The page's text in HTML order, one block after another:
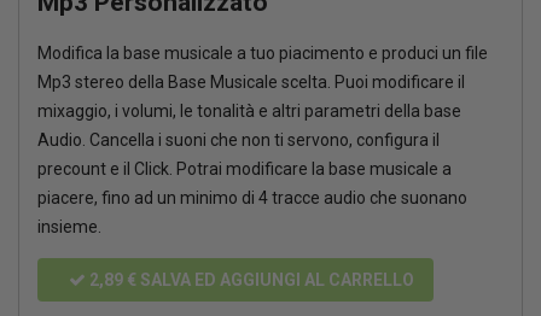
Modifica la base musicale a tuo piacimento e produci un file
Mp3 stereo della Base Musicale scelta. Puoi modificare il
mixaggio, i volumi, le tonalità e altri parametri della base
Audio. Cancella i suoni che non ti servono, configura il
precount e il Click. Potrai modificare la base musicale a
piacere, fino ad un minimo di 4 tracce audio che suonano
insieme.
2,89 € SALVA ED AGGIUNGI AL CARRELLO